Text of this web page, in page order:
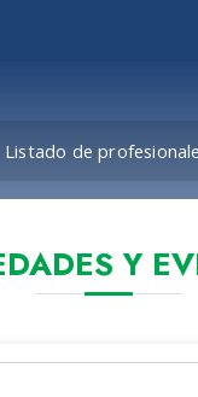
Listado de
Y